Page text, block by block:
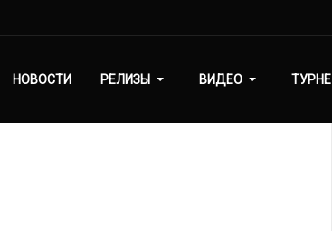
НОВОСТИ РЕЛИЗЫ ВИДЕО ТУРНЕ